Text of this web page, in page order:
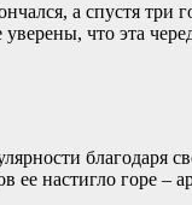
а спустя три
что эта
благодаря
настигло горе –